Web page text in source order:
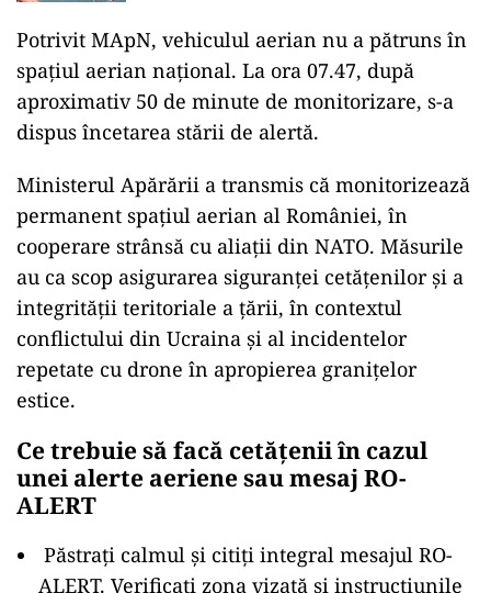
Potrivit MApN, vehiculul aerian nu a pătruns în
spațiul aerian național. La ora 07.47, după
aproximativ 50 de minute de monitorizare, s-a
dispus încetarea stării de alertă.
Ministerul Apărării a transmis că monitorizează
permanent spațiul aerian al României, în
cooperare strânsă cu aliații din NATO. Măsurile
au ca scop asigurarea siguranței cetățenilor și a
integrității teritoriale a țării, în contextul
conflictului din Ucraina și al incidentelor
repetate cu drone în apropierea granițelor
estice.
Ce trebuie să facă cetățenii în cazul
unei alerte aeriene sau mesaj RO-
ALERT
Păstrați calmul și citiți integral mesajul RO-
ALERT. Verificați zona vizată și instrucțiunile